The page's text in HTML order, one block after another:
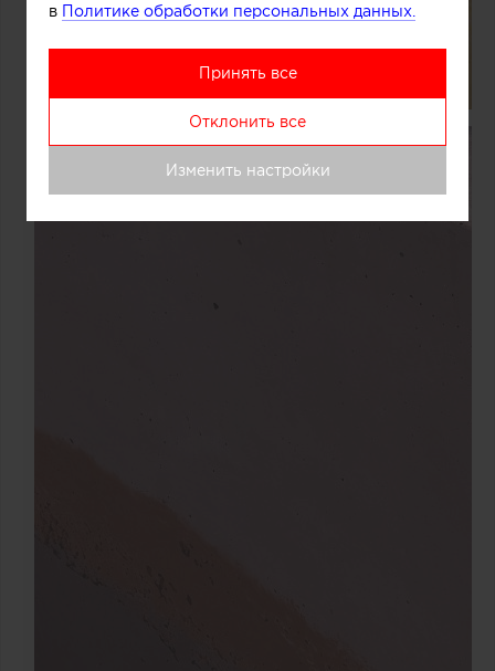
в Политике обработки персональных данных.
Принять все
Отклонить все
Изменить настройки